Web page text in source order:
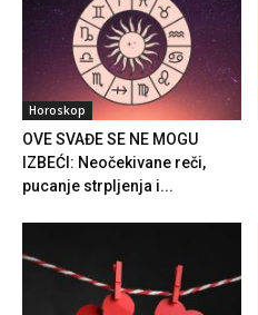
Horoskop
OVE SVAĐE SE NE MOGU
IZBEĆI: Neočekivane reči,
pucanje strpljenja i...